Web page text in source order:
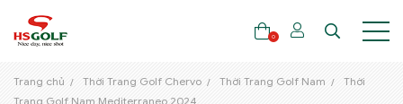
0
Trang chủ Thời Trang Golf Chervo Thời Trang Golf Nam
Thời
Trang Golf Nam Mediterraneo 2024